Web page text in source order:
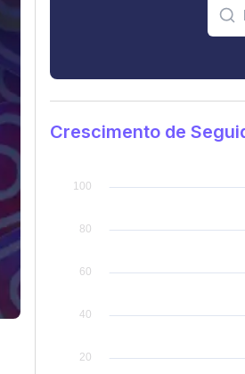
Crescimento de